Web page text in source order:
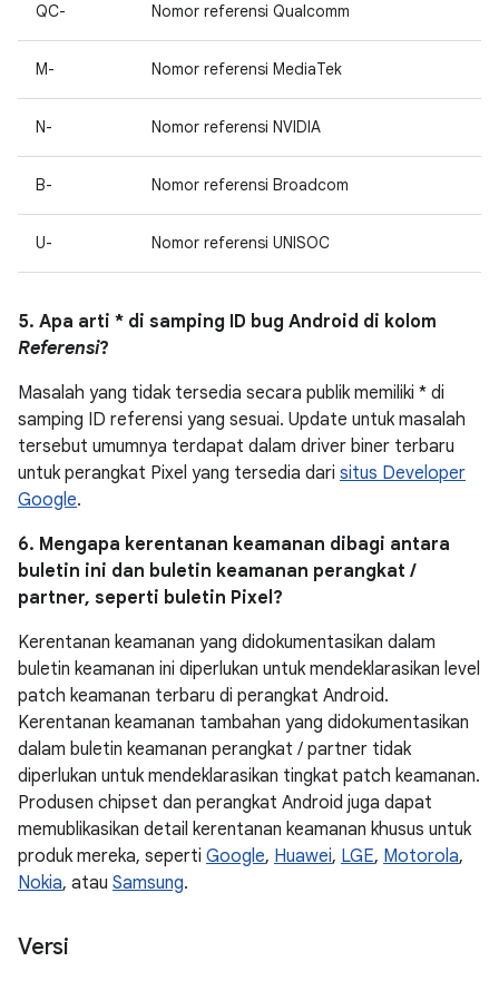
QC- Nomor referensi Qualcomm
M- Nomor referensi MediaTek
N- Nomor referensi NVIDIA
B- Nomor referensi Broadcom
U- Nomor referensi UNISOC
5. Apa arti * di samping ID bug Android di kolom
Referensi?
Masalah yang tidak tersedia secara publik memiliki * di
samping ID referensi yang sesuai. Update untuk masalah
tersebut umumnya terdapat dalam driver biner terbaru
untuk perangkat Pixel yang tersedia dari situs Developer
Google.
6. Mengapa kerentanan keamanan dibagi antara
buletin ini dan buletin keamanan perangkat /
partner, seperti buletin Pixel?
Kerentanan keamanan yang didokumentasikan dalam
buletin keamanan ini diperlukan untuk mendeklarasikan level
patch keamanan terbaru di perangkat Android.
Kerentanan keamanan tambahan yang didokumentasikan
dalam buletin keamanan perangkat / partner tidak
diperlukan untuk mendeklarasikan tingkat patch keamanan.
Produsen chipset dan perangkat Android juga dapat
memublikasikan detail kerentanan keamanan khusus untuk
produk mereka, seperti Google, Huawei, LGE, Motorola,
Nokia, atau Samsung.
Versi